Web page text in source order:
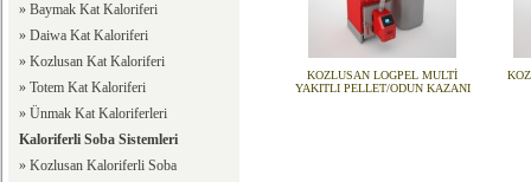
» Baymak Kat Kaloriferi
» Daiwa Kat Kaloriferi
» Kozlusan Kat Kaloriferi
» Totem Kat Kaloriferi
» Ünmak Kat Kaloriferleri
Kaloriferli Soba Sistemleri
» Kozlusan Kaloriferli Soba
KOZLUSAN LOGPEL MULTİ
YAKITLI PELLET/ODUN KAZANI